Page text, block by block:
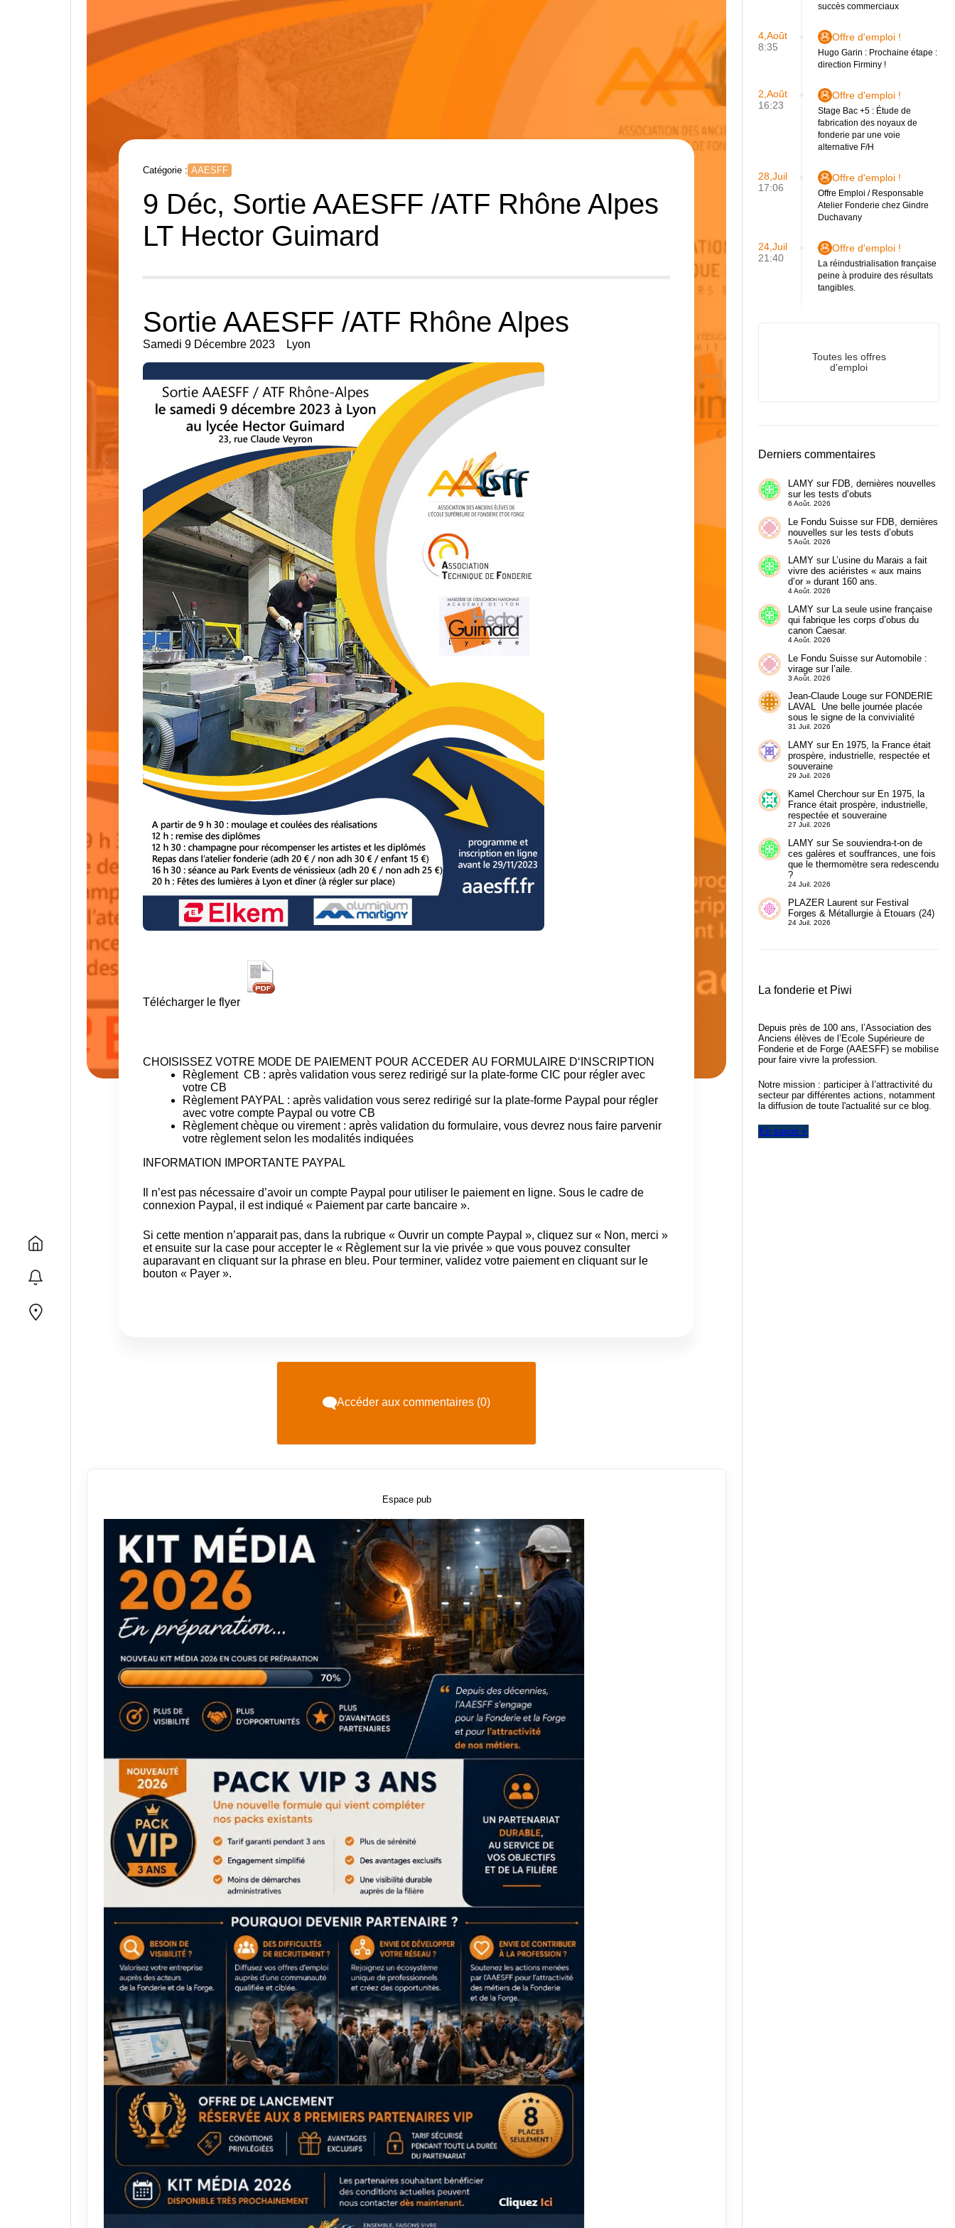
Catégorie : AAESFF
9 Déc, Sortie AAESFF /ATF Rhône Alpes
LT Hector Guimard
Sortie AAESFF /ATF Rhône Alpes
Samedi 9 Décembre 2023 Lyon
Télécharger le flyer
CHOI S SSEZ VOTRE MODE DE PAI EM ENT POUR ACCEDER AU FORMU LAI RE D‘ N SCR PTI ON
Règlement CB : après validation vous serez redirigé sur la plate-forme CIC pour régler avec
votre CB
Règlement PAYPAL : après validation vous serez redirigé sur la plate-forme Paypal pour régler
avec votre compte Paypal ou votre CB
Règlement chèque ou virement: après validation du formulaire, vous devrez nous faire parvenir
votre règlement selon les modalités indiquées
INFORMATION IMPORTANTE PAYPAL
Il n’est pas nécessaire d’avoir un compte Paypal pour utiliser le paiement en ligne. Sous le cadre de
connexion Paypal, il est indiqué « Paiement par carte bancaire ».
Si cette mention n’apparait pas, dans la rubrique « Ouvrir un compte Paypal », cliquez sur « Non, merci »
et ensuite sur la case pour accepter le « Règlement sur la vie privée » que vous pouvez consulter
auparavant en cliquant sur la phrase en bleu. Pour terminer, validez votre paiement en cliquant sur le
bouton « Payer ».
Accéder aux commentaires (0)
Espace pub
succès commerciaux
4,Août
8:35
Offre d'emploi !
Hugo Garin : Prochaine étape :
direction Firminy !
2,Août
16:23
Offre d'emploi !
Stage Bac +5 : Étude de
fabrication des noyaux de
fonderie par une voie
alternative F/H
28,Juil
17:06
Offre d'emploi !
Offre Emploi / Responsable
Atelier Fonderie chez Gindre
Duchavany
24,Juil
21:40
Offre d'emploi !
La réindustrialisation française
peine à produire des résultats
tangibles.
Toutes les offres
d'emploi
Derniers commentaires
LAMYsur FDB, dernières nouvelles
sur les tests d’obuts
6 Août. 2026
Le Fondu Suissesur FDB, dernières
nouvelles sur les tests d’obuts
5 Août. 2026
LAMYsur L’usine du Marais a fait
vivre des aciéristes « aux mains
d’or » durant 160 ans.
4 Août. 2026
LAMYsur
La seule usine française
qui fabrique les corps d’obus du
canon Caesar.
4 Août. 2026
Le Fondu SuissesurAutomobile :
virage sur l’aile.
3 Août. 2026
Jean-Claude Lougesur FONDERIE
LAVAL Une belle journée placée
sous le signe de la convivialité
31 Juil. 2026
LAMYsur En 1975, la France était
prospère, industrielle, respectée et
souveraine
29 Juil. 2026
Kamel Cherchoursur En 1975, la
France était prospère, industrielle,
respectée et souveraine
27 Juil. 2026
LAMYsur Se souviendra-t-on de
ces galères et souffrances, une fois
que le thermomètre sera redescendu
?
24 Juil. 2026
PLAZER Laurentsur Festival
Forges & Métallurgie à Etouars (24)
24 Juil. 2026
La fonderie et Piwi
Depuis près de 100 ans, l’Association des
Anciens élèves de l’Ecole Supérieure de
Fonderie et de Forge (AAESFF) se mobilise
pour faire vivre la profession.
Notre mission : participer à l’attractivité du
secteur par différentes actions, notamment
la diffusion de toute l'actualité sur ce blog.
En savoir +